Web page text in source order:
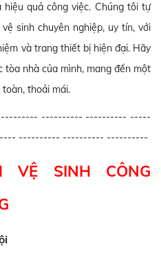
hiệu quả công việc. Chúng tôi tự
sinh chuyên nghiệp, uy tín, với
và trang thiết bị hiện đại. Hãy
tòa nhà của mình, mang đến một
thoải mái.
---------- ---------- -----
---------- ---------- ----------
VỆ SINH CÔNG
ĐĂNG
Mr.Hội